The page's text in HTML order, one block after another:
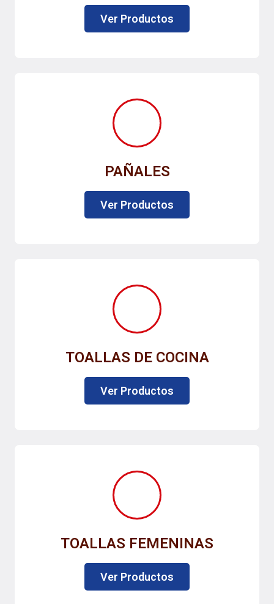
Ver Productos
PAÑALES
Ver Productos
TOALLAS DE COCINA
Ver Productos
TOALLAS FEMENINAS
Ver Productos